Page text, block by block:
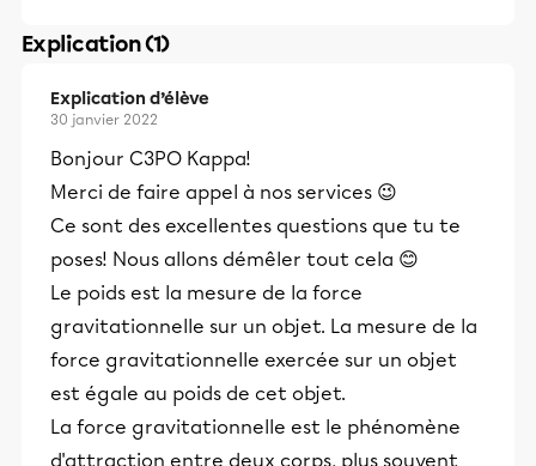
Explication (1)
Explication d’élève
30 janvier 2022
Bonjour C3PO Kappa!
Merci de faire appel à nos services 😉
Ce sont des excellentes questions que tu te
poses! Nous allons démêler tout cela 😊
Le poids est la mesure de la force
gravitationnelle sur un objet. La mesure de la
force gravitationnelle exercée sur un objet
est égale au poids de cet objet.
La force gravitationnelle est le phénomène
d'attraction entre deux corps, plus souvent